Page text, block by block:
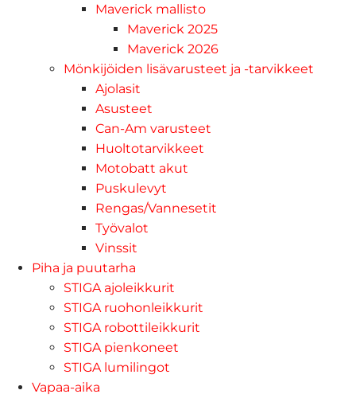
Maverick mallisto
Maverick 2025
Maverick 2026
Mönkijöiden lisävarusteet ja -tarvikkeet
Ajolasit
Asusteet
Can-Am varusteet
Huoltotarvikkeet
Motobatt akut
Puskulevyt
Rengas/Vannesetit
Työvalot
Vinssit
Piha ja puutarha
STIGA ajoleikkurit
STIGA ruohonleikkurit
STIGA robottileikkurit
STIGA pienkoneet
STIGA lumilingot
Vapaa-aika